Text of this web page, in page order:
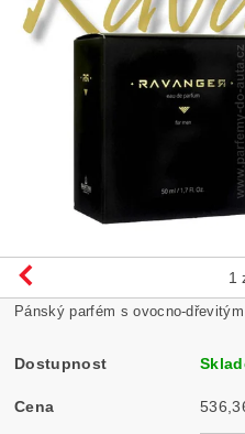
1
Pánský parfém s ovocno-
Dostupnost
Cena